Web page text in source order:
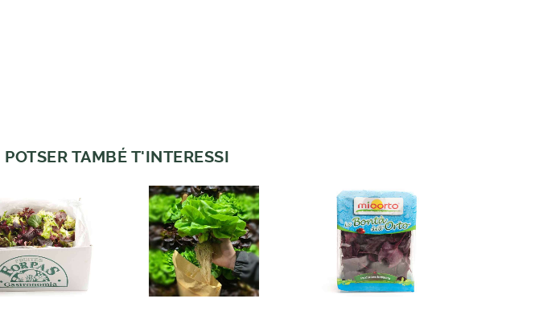
POTSER TAMBÉ T'INTERESSI